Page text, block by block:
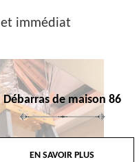
immédiat
Débarras de maison 86
EN SAVOIR PLUS